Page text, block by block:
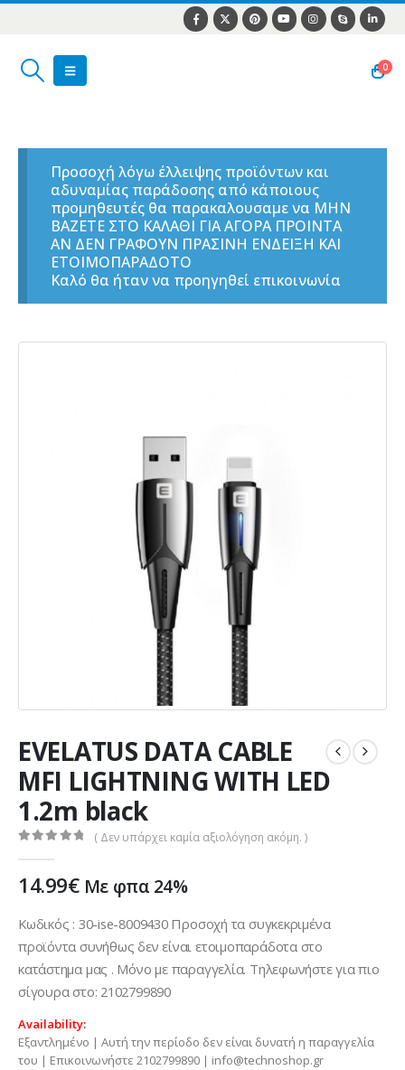
0
Προσοχή λόγω έλλειψης προϊόντων και
αδυναμίας παράδοσης από κάποιους
προμηθευτές θα παρακαλουσαμε να ΜΗΝ
ΒΑΖΕΤΕ ΣΤΟ ΚΑΛΑΘΙ ΓΙΑ ΑΓΟΡΑ ΠΡΟΙΝΤΑ
ΑΝ ΔΕΝ ΓΡΑΦΟΥΝ ΠΡΑΣΙΝΗ ΕΝΔΕΙΞΗ ΚΑΙ
ΕΤΟΙΜΟΠΑΡΑΔΟΤΟ
Καλό θα ήταν να προηγηθεί επικοινωνία
EVELATUS DATA CABLE
MFI LIGHTNING WITH LED
1.2m black
( Δεν υπάρχει καμία αξιολόγηση ακόμη. )
14.99€ Με φπα 24%
Κωδικός : 30-ise-8009430 Προσοχή τα συγκεκριμένα
προϊόντα συνήθως δεν είναι ετοιμοπαράδοτα στο
κατάστημα μας . Μόνο με παραγγελία. Τηλεφωνήστε για πιο
σίγουρα στο: 2102799890
Availability:
Εξαντλημένο | Αυτή την περίοδο δεν είναι δυνατή η παραγγελία
του | Επικοινωνήστε 2102799890 | info@technoshop.gr